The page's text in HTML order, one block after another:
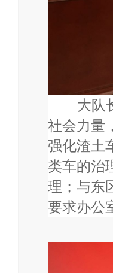
大队长
社会力量
强化渣土
类车的治
理；与东
要求办公